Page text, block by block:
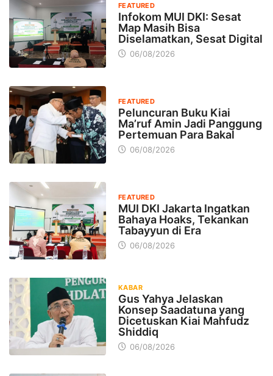
FEATURED
Infokom MUI DKI: Sesat
Map Masih Bisa
Diselamatkan, Sesat Digital
06/08/2026
FEATURED
Peluncuran Buku Kiai
Ma’ruf Amin Jadi Panggung
Pertemuan Para Bakal
06/08/2026
FEATURED
MUI DKI Jakarta Ingatkan
Bahaya Hoaks, Tekankan
Tabayyun di Era
06/08/2026
KABAR
Gus Yahya Jelaskan
Konsep Saadatuna yang
Dicetuskan Kiai Mahfudz
Shiddiq
06/08/2026